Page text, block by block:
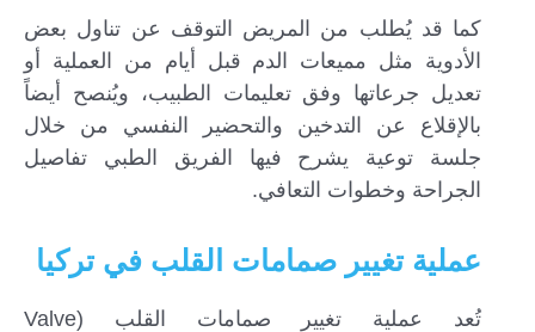
كما قد يُطلب من المريض التوقف عن تناول بعض
الأدوية مثل مميعات الدم قبل أيام من العملية أو
تعديل جرعاتها وفق تعليمات الطبيب، ويُنصح أيضاً
بالإقلاع عن التدخين والتحضير النفسي من خلال
جلسة توعية يشرح فيها الفريق الطبي تفاصيل
الجراحة وخطوات التعافي.
عملية تغيير صمامات القلب في تركيا
تُعد عملية تغيير صمامات القلب (Valve